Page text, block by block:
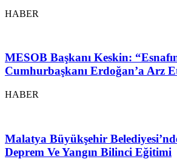
HABER
MESOB Başkanı Keskin:
Cumhurbaşkanı Erdoğan’a Arz
HABER
Malatya Büyükşehir
Deprem Ve Yangın Bilinci Eğitimi